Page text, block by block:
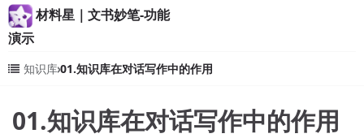
材料星｜文书妙笔-功能
演示
知识库01.知识库在对话写作中的作用
01.知识库在对话写作中的作用